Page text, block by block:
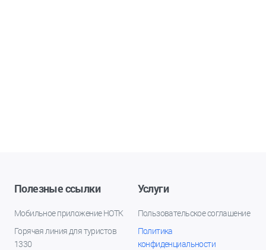
Полезные ссылки
Мобильное приложение НОТК
Горячая линия для туристов
1330
Услуги
Пользовательское соглашение
Политика
конфиденциальности